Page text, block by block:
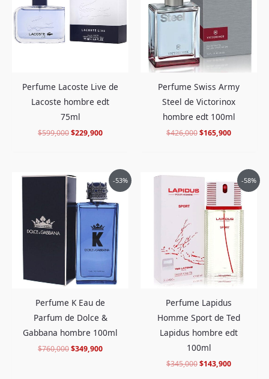
Perfume Lacoste Live de
Lacoste hombre edt
75ml
$599,000$229,900
Perfume Swiss Army
Steel de Victorinox
hombre edt 100ml
$426,000$165,900
-53%
Perfume K Eau de
Parfum de Dolce &
Gabbana hombre 100ml
$760,000
El
precio
original
era:
$760,000.
$349,900
precio
actual
es:
$349,900.
-58%
Perfume Lapidus
Homme Sport de Ted
Lapidus hombre edt
100ml
$345,000
El
precio
original
era:
$345,000.
$143,900
precio
actual
es:
$143,900.